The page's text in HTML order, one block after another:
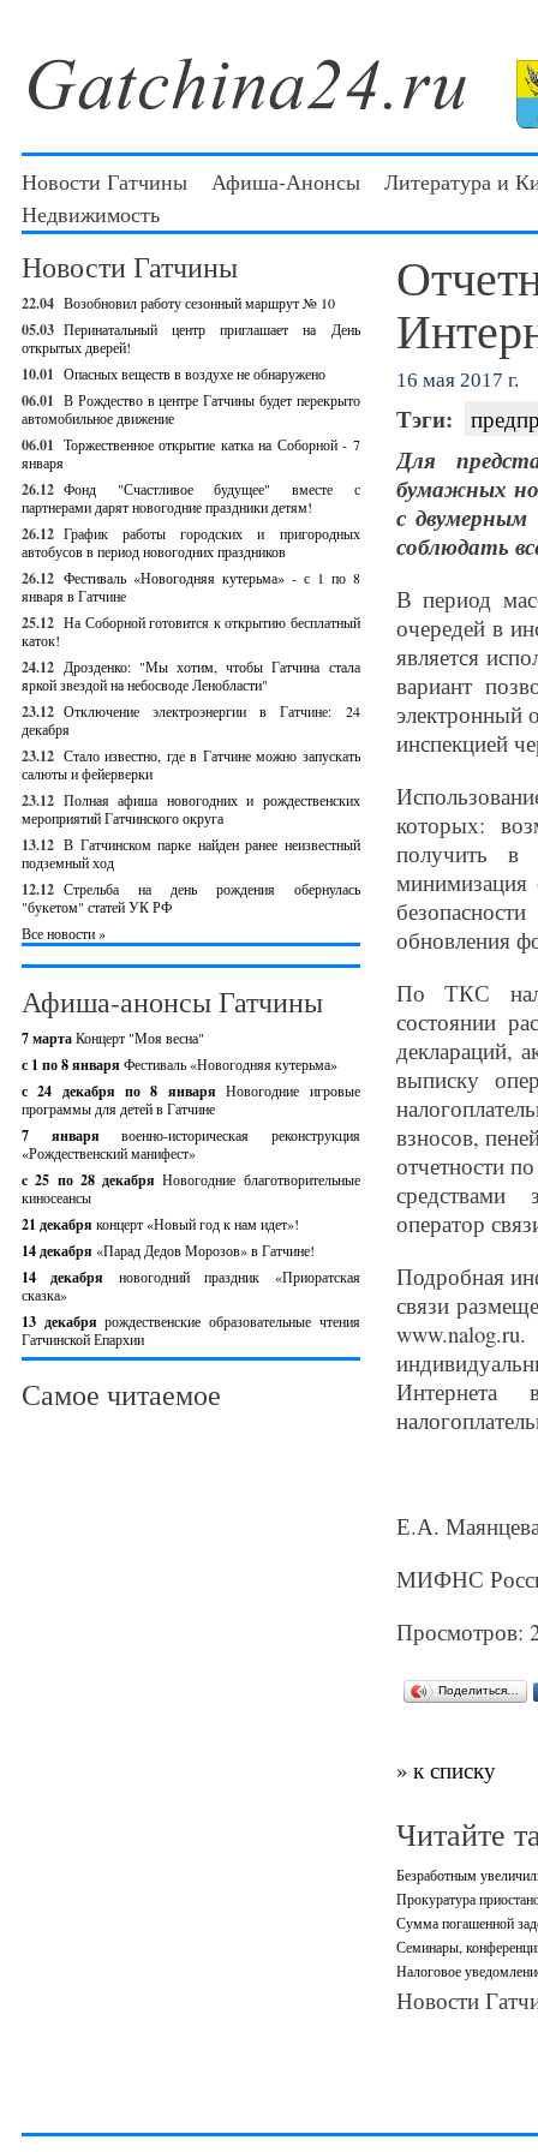
Новости Гатчины Афиша-Анонсы
Литература и
Недвижимость
Новости Гатчины
22.04 Возобновил работу сезонный маршрут № 10
05.03 Перинатальный центр приглашает на День
открытых дверей!
10.01 Опасных веществ в воздухе не обнаружено
06.01 В Рождество в центре Гатчины будет перекрыто
автомобильное движение
06.01 Торжественное открытие катка на Соборной - 7
января
26.12 Фонд "Счастливое будущее" вместе с
партнерами дарят новогодние праздники детям!
26.12 График работы городских и пригородных
автобусов в период новогодних праздников
26.12 Фестиваль «Новогодняя кутерьма» - с 1 по 8
января в Гатчине
25.12 На Соборной готовится к открытию бесплатный
каток!
24.12 Дрозденко: "Мы хотим, чтобы Гатчина стала
яркой звездой на небосводе Ленобласти"
23.12 Отключение электроэнергии в Гатчине: 24
декабря
23.12 Стало известно, где в Гатчине можно запускать
салюты и фейерверки
23.12 Полная афиша новогодних и рождественских
мероприятий Гатчинского округа
13.12 В Гатчинском парке найден ранее неизвестный
подземный ход
12.12 Стрельба на день рождения обернулась
"букетом" статей УК РФ
Все новости »
Афиша-анонсы Гатчины
7 мартаКонцерт "Моя весна"
с 1 по 8 января Фестиваль «Новогодняя кутерьма»
с 24 декабря по 8 январяНовогодние игровые
программы для детей в Гатчине
7 январявоенно-историческая реконструкция
«Рождественский манифест»
c 25 по 28 декабряНовогодние благотворительные
киносеансы
21 декабря концерт «Новый год к нам идет»!
14 декабря «Парад Дедов Морозов» в Гатчине!
14 декабря новогодний праздник «Приоратская
сказка»
13 декабрярождественские образовательные чтения
Гатчинской Епархии
Самое читаемое
16 мая 2017 г.
Тэги:
Для
бумажных
с
соблюдать
В период
очередей в
является
вариант
электронный
инспекцией
которых:
получить в
минимизация
обновления
По ТКС
состоянии
деклараций,
выписку
взносов,
отчетности
средствами
оператор
Подробная
связи
Е.А.
МИФНС
Просмотров:
Поделиться…
» к списку
Читайте
Безработным
Прокуратура
Сумма погашенной
Семинары,
Налоговое
Новости